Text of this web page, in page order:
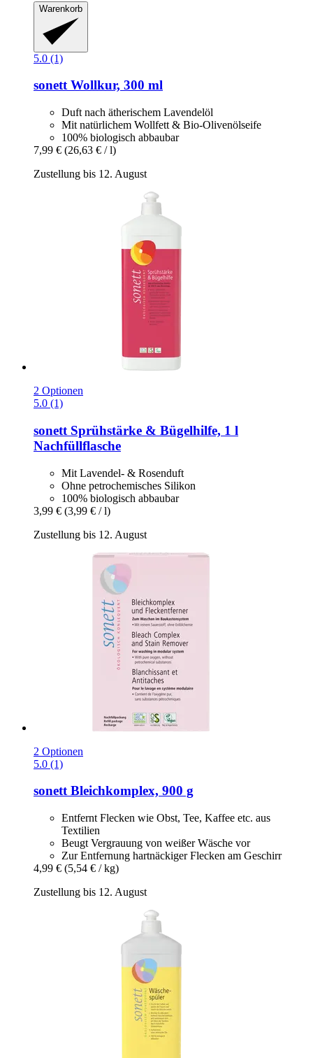
Warenkorb
5.0 (1)
sonettWollkur, 300 ml
Duft nach ätherischem Lavendelöl
Mit natürlichem Wollfett & Bio-Olivenölseife
100% biologisch abbaubar
7,99 € (26,63 € / l)
Zustellung bis 12. August
2 Optionen
5.0 (1)
sonett Sprühstärke & Bügelhilfe, 1 l
Nachfüllflasche
Mit Lavendel- & Rosenduft
Ohne petrochemisches Silikon
100% biologisch abbaubar
3,99 € (3,99 € / l)
Zustellung bis 12. August
2 Optionen
5.0 (1)
sonettBleichkomplex, 900 g
Entfernt Flecken wie Obst, Tee, Kaffee etc. aus
Textilien
Beugt Vergrauung von weißer Wäsche vor
Zur Entfernung hartnäckiger Flecken am Geschirr
4,99 € (5,54 € / kg)
Zustellung bis 12. August